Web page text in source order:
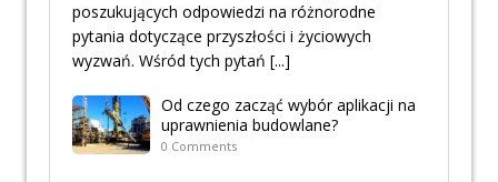
poszukujących odpowiedzi na różnorodne
pytania dotyczące przyszłości i życiowych
wyzwań. Wśród tych pytań [...]
Od czego zacząć wybór aplikacji na
uprawnienia budowlane?
0 Comments